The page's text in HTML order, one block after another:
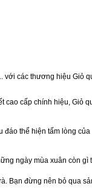
các thương hiệu Giỏ
cao cấp chính hiệu,
thể hiện tấm lòng
ngày mùa xuân còn
Bạn đừng nên bỏ qua